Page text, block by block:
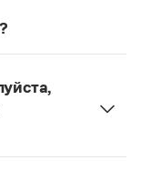
указан глагол
в разных